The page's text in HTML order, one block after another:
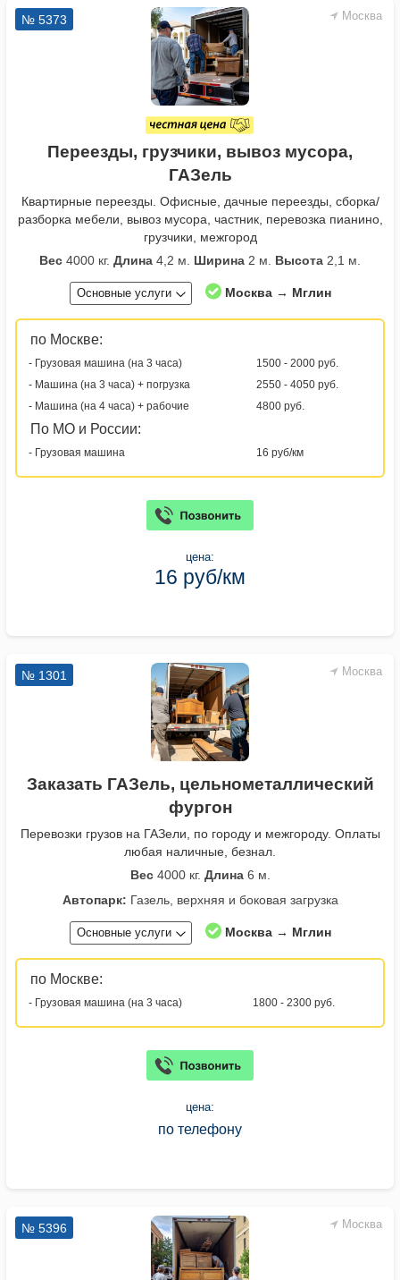
Москва
№ 5373
Переезды, грузчики, вывоз мусора,
ГАЗель
Квартирные переезды. Офисные, дачные переезды, сборка/
разборка мебели, вывоз мусора, частник, перевозка пианино,
грузчики, межгород
Вес 4000 кг. Длина 4,2 м. Ширина 2 м. Высота 2,1 м.
Основные услуги Москва → Мглин
по Москве:
- Грузовая машина (на 3 часа)
1500 - 2000 руб.
- Машина (на 3 часа) + погрузка
2550 - 4050 руб.
- Машина (на 4 часа) + рабочие
4800 руб.
По МО и России:
- Грузовая машина 16 руб/км
цена:
16 руб/км
Москва
№ 1301
Заказать ГАЗель, цельнометаллический
фургон
Перевозки грузов на ГАЗели, по городу и межгороду. Оплаты
любая наличные, безнал.
Вес4000 кг. Длина6 м.
Автопарк: Газель, верхняя и боковая загрузка
Основные услуги Москва → Мглин
по Москве:
- Грузовая машина (на 3 часа) 1800 - 2300 руб.
цена:
по телефону
Москва
№ 5396